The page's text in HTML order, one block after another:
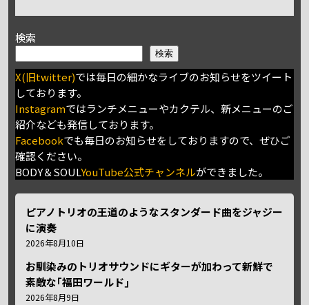
検索
検索
X(旧twitter)では毎日の細かなライブのお知らせをツイート
しております。
Instagramではランチメニューやカクテル、新メニューのご
紹介なども発信しております。
Facebookでも毎日のお知らせをしておりますので、ぜひご
確認ください。
BODY＆SOULYouTube公式チャンネルができました。
ピアノトリオの王道のようなスタンダード曲をジャジー
に演奏
2026年8月10日
お馴染みのトリオサウンドにギターが加わって新鮮で
素敵な｢福田ワールド｣
2026年8月9日